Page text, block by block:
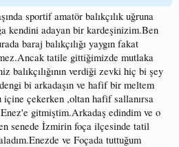
sportif amatör balıkçılık uğruna
kendini adayan bir kardeşinizim.Ben
baraj balıkçılığı yaygın fakat
tatile gittiğimizde mutlaka
balıkçılığının verdiği zevki hiç bi şey
bi arkadaşın ve hafif bir meltem
çekerken ,oltan hafif sallanırsa
gitmiştim.Arkadaş edindim ve o
senede İzmirin foça ilçesinde tatil
ve Foçada tuttuğum